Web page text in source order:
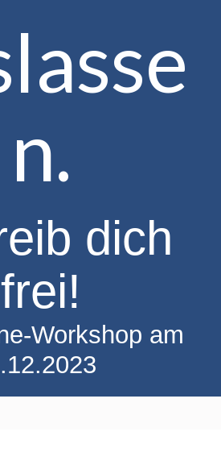
n.
dich
frei!
Workshop am